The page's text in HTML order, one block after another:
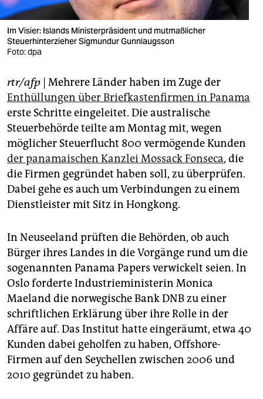
verlag
veranstaltungen
shop
fragen & hilfe
unterstützen
abo
genossenschaft
epaper login
Im Visier: Islands Ministerpräsident und mutmaßlicher
Steuerhinterzieher Sigmundur Gunnlaugsson
Foto: dpa
rtr/afp | Mehrere Länder haben im Zuge der
Enthüllungen über Briefkastenfirmen in Panama
erste Schritte eingeleitet. Die australische
Steuerbehörde teilte am Montag mit, wegen
möglicher Steuerflucht 800 vermögende Kunden
der panamaischen Kanzlei Mossack Fonseca, die
die Firmen gegründet haben soll, zu überprüfen.
Dabei gehe es auch um Verbindungen zu einem
Dienstleister mit Sitz in Hongkong.
In Neuseeland prüften die Behörden, ob auch
Bürger ihres Landes in die Vorgänge rund um die
sogenannten Panama Papers verwickelt seien. In
Oslo forderte Industrieministerin Monica
Maeland die norwegische Bank DNB zu einer
schriftlichen Erklärung über ihre Rolle in der
Affäre auf. Das Institut hatte eingeräumt, etwa 40
Kunden dabei geholfen zu haben, Offshore-
Firmen auf den Seychellen zwischen 2006 und
2010 gegründet zu haben.